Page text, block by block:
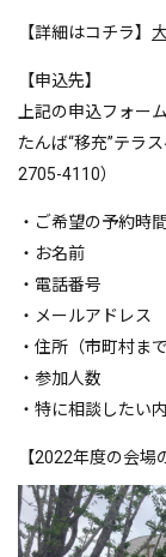
【詳細はコチラ】
【申込先】
上記の申込フォー
たんば“移充”テラ
2705-4110）
・ご希望の予約時
・お名前
・電話番号
・メールアドレス
・住所（市町村まで
・参加人数
・特に相談した
【2022年度の会場